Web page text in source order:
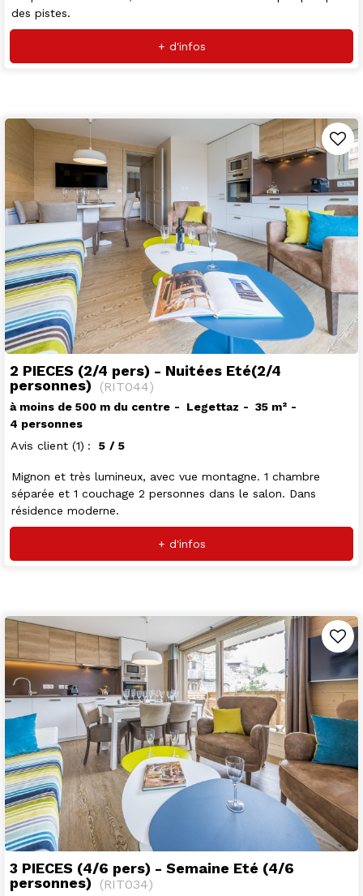
des pistes.
+ d'infos
2 PIECES (2/4 pers) - Nuitées Eté(2/4
personnes)
(RIT044)
à moins de 500 m du centre Legettaz 35 m²
4 personnes
Avis client (1) 5 / 5
Mignon et très lumineux, avec vue montagne. 1 chambre
séparée et 1 couchage 2 personnes dans le salon. Dans
résidence moderne.
+ d'infos
3 PIECES (4/6 pers) - Semaine Eté (4/6
personnes)
(RIT034)